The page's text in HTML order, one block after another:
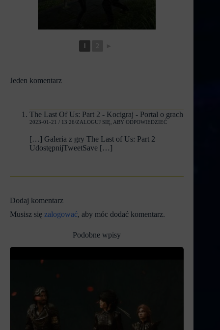
1
Jeden komentarz
The Last Of Us: Part 2 - Kocigraj - Portal o grach
2023-01-21 / 13:26 ZALOGUJ SIĘ, ABY ODPOWIEDZIEĆ
[…] Galeria z gry The Last of Us: Part 2
UdostępnijTweetSave […]
Dodaj komentarz
Musisz się zalogować, aby móc dodać komentarz.
Podobne wpisy